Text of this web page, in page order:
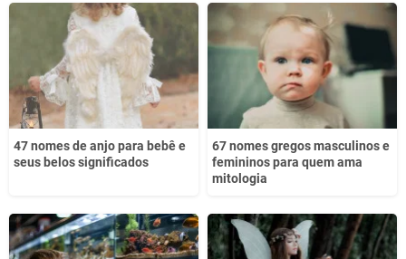
Este conteúdo não tem a informação que procuro
Outro
47 nomes de anjo para bebê e
seus belos significados
67 nomes gregos masculinos e
femininos para quem ama
mitologia